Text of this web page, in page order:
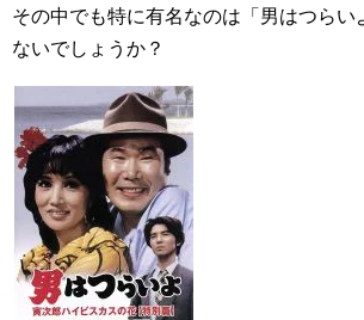
その中でも特に有名なのは「男はつらい
ないでしょうか？